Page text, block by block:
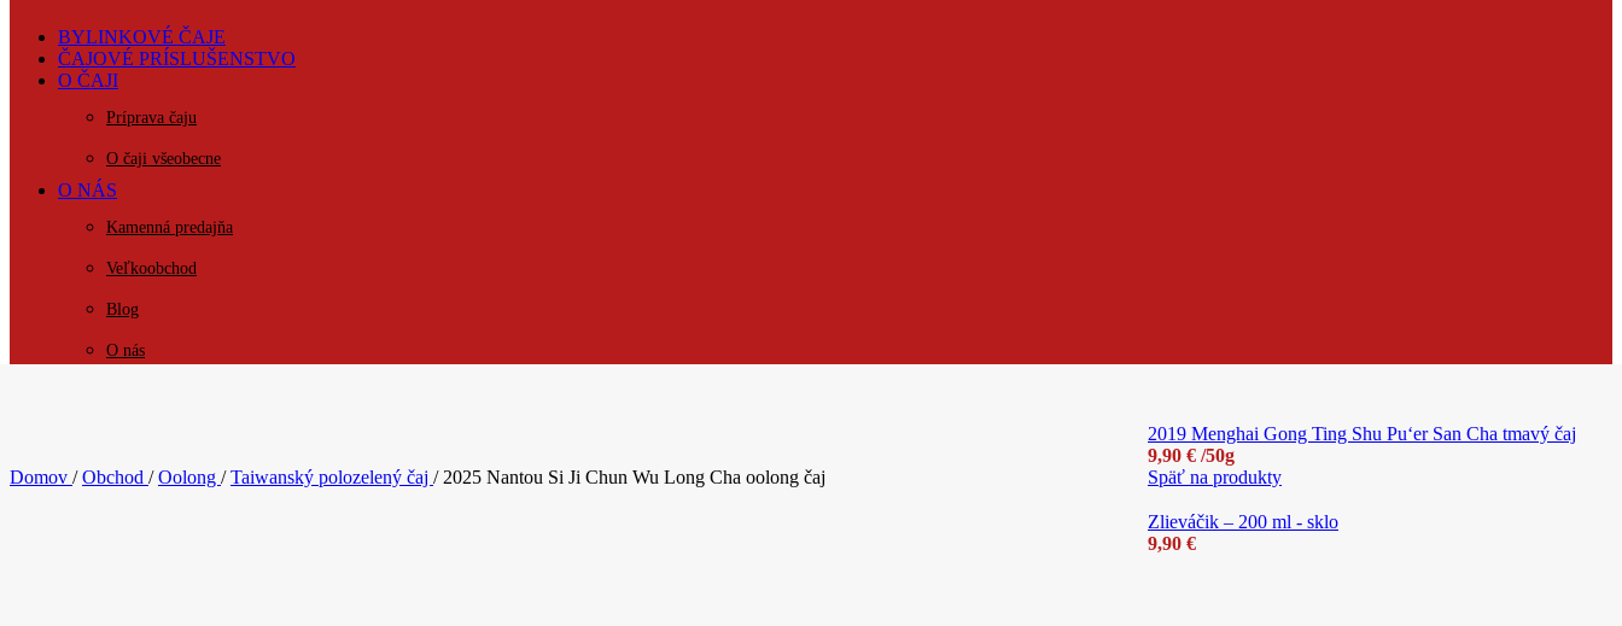
BYLINKOVÉ ČAJE
ČAJOVÉ PRÍSLUŠENSTVO
O ČAJI
Príprava čaju
O čaji všeobecne
O NÁS
Kamenná predajňa
Veľkoobchod
Blog
O nás
Domov / Obchod / Oolong / Taiwanský polozelený čaj / 2025 Nantou Si Ji Chun Wu Long Cha oolong čaj
2019 Menghai Gong Ting Shu Pu‘er San Cha tmavý čaj
9,90 € /50g
Späť na produkty
Zlieváčik – 200 ml - sklo
9,90 €